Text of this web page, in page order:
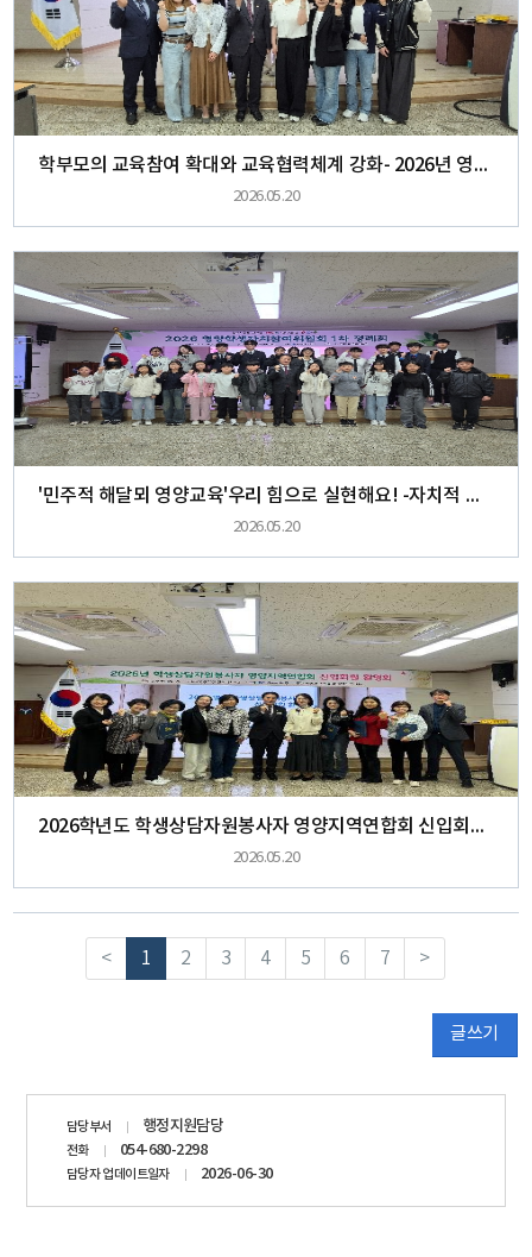
학부모의 교육참여 확대와 교육협력체계 강화- 2026년 영양군학부모회장협의회 총회 개최
2026.05.20
'민주적 해달뫼 영양교육'우리 힘으로 실현해요! -자치적 리더십 강화를 위한 영양학생자치참여위원회 1차 정례회 실시-
2026.05.20
2026학년도 학생상담자원봉사자 영양지역연합회 신입회원 환영회 개최
2026.05.20
< 1 2 3 4 5 6 7 >
글쓰기
담당부서 행정지원담당
전화 054-680-2298
담당자 업데이트일자 2026-06-30